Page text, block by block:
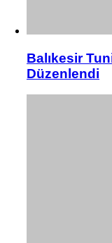
Balıkesir
Düzenlendi